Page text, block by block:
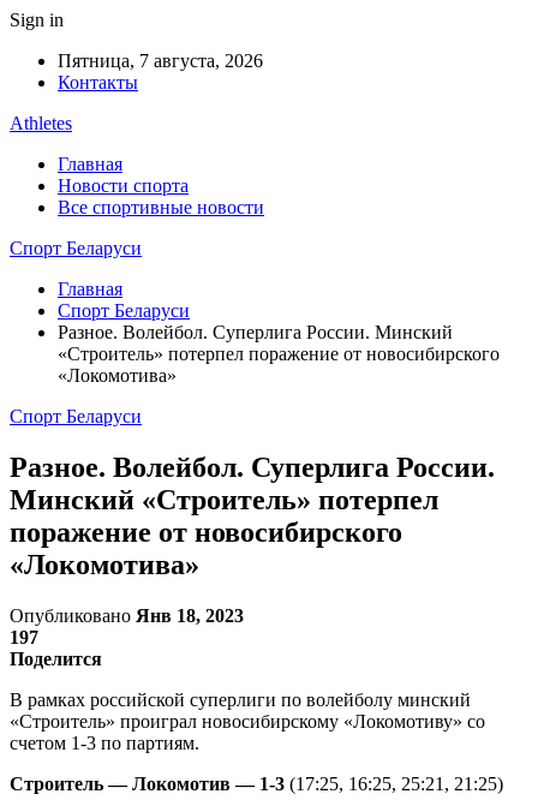
Sign in
Пятница, 7 августа, 2026
Контакты
Athletes
Главная
Новости спорта
Все спортивные новости
Спорт Беларуси
Главная
Спорт Беларуси
Разное. Волейбол. Суперлига России. Минский
«Строитель» потерпел поражение от новосибирского
«Локомотива»
Спорт Беларуси
Разное. Волейбол. Суперлига России.
Минский «Строитель» потерпел
поражение от новосибирского
«Локомотива»
Опубликовано Янв 18, 2023
197
Поделится
В рамках российской суперлиги по волейболу минский
«Строитель» проиграл новосибирскому «Локомотиву» со
счетом 1-3 по партиям.
Строитель — Локомотив — 1-3 (17:25, 16:25, 25:21, 21:25)